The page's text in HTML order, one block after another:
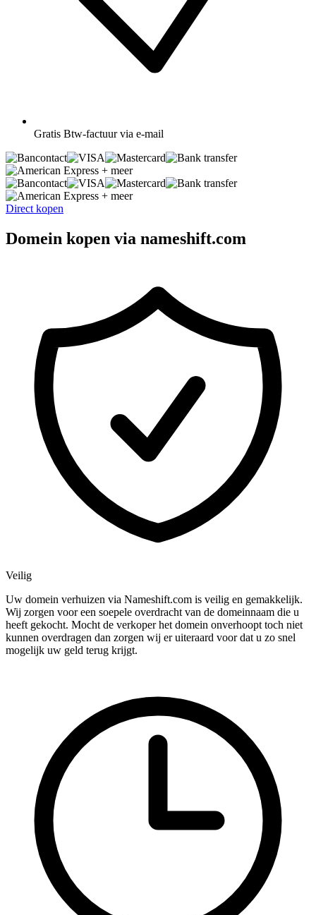
Gratis Btw-factuur via e-mail
+ meer
+ meer
Direct kopen
Domein kopen via nameshift.com
Veilig
Uw domein verhuizen via Nameshift.com is veilig en gemakkelijk.
Wij zorgen voor een soepele overdracht van de domeinnaam die u
heeft gekocht. Mocht de verkoper het domein onverhoopt toch niet
kunnen overdragen dan zorgen wij er uiteraard voor dat u zo snel
mogelijk uw geld terug krijgt.